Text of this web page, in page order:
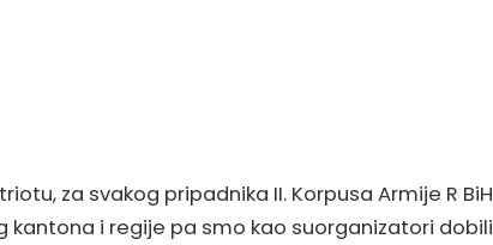
za svakog pripadnika II. Korpusa Armije R BiH
kantona i regije pa smo kao suorganizatori dobili